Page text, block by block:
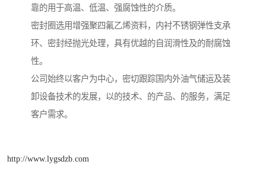
靠的用于高温、低温、强腐蚀性的介质。
密封圈选用增强聚四氟乙烯资料，内衬不锈钢弹性支承
环、密封经抛光处理，具有优越的自润滑性及的耐腐蚀
性。
公司始终以客户为中心，密切跟踪国内外油气储运及装
卸设备技术的发展，以的技术、的产品、的服务，满足
客户需求。
http://www.lygsdzb.com